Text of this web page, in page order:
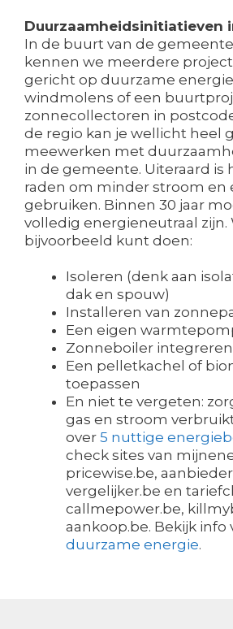
Duurzaamheidsinitiatieven
In de buurt van de
kennen we meerdere
gericht op duurzame
windmolens of een
zonnecollectoren in
de regio kan je wellicht heel
meewerken met
in de gemeente. Uiteraard is
raden om minder stroom en
gebruiken. Binnen 30 jaar
volledig energieneutraal zijn.
bijvoorbeeld kunt doen:
Isoleren (denk aan
dak en spouw)
Installeren van
Een eigen
Zonneboiler integreren
Een pelletkachel of
toepassen
En niet te vergeten:
gas en stroom
over 5 nuttige
check sites van
pricewise.be,
vergelijker.be en
callmepower.be,
aankoop.be. Bekijk info
duurzame energie.